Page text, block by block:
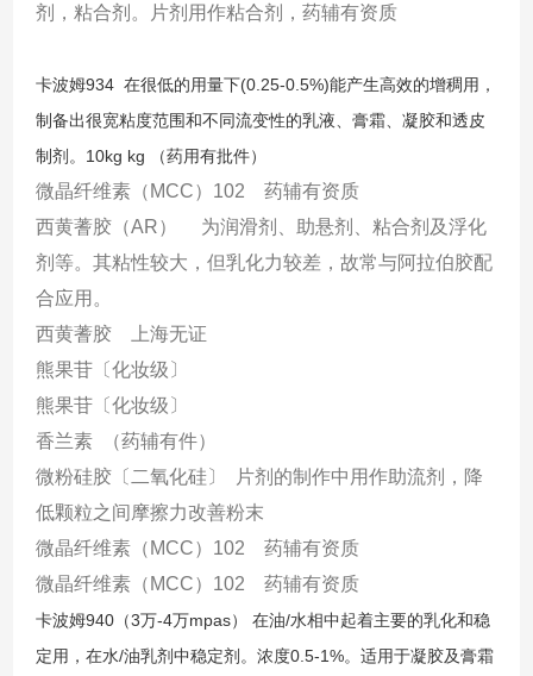
剂，粘合剂。片剂用作粘合剂，药辅有资质
卡波姆934 在很低的用量下(0.25-0.5%)能产生高效的增稠用，
制备出很宽粘度范围和不同流变性的乳液、膏霜、凝胶和透皮
制剂。 10kg kg （药用有批件）
微晶纤维素（ MCC） 102 药辅有资质
西黄蓍胶（AR） 为润滑剂、助悬剂、粘合剂及浮化
剂等。其粘性较大，但乳化力较差，故常与阿拉伯胶配
合应用。
西黄蓍胶 上海无证
熊果苷〔化妆级〕
熊果苷〔化妆级〕
香兰素 （药辅有件）
微粉硅胶〔二氧化硅〕 片剂的制作中用作助流剂，降
低颗粒之间摩擦力改善粉末
微晶纤维素（ MCC） 102 药辅有资质
微晶纤维素（ MCC） 102 药辅有资质
卡波姆940（3万-4万mpas） 在油/水相中起着主要的乳化和稳
定用，在水/油乳剂中稳定剂。浓度0.5-1%。适用于凝胶及膏霜